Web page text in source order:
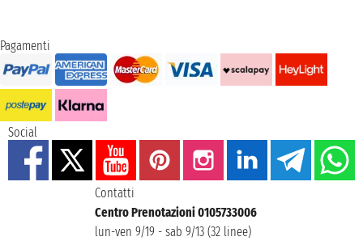
Pagamenti
Social
Contatti
Centro Prenotazioni 0105733006
lun-ven 9/19 - sab 9/13 (32 linee)